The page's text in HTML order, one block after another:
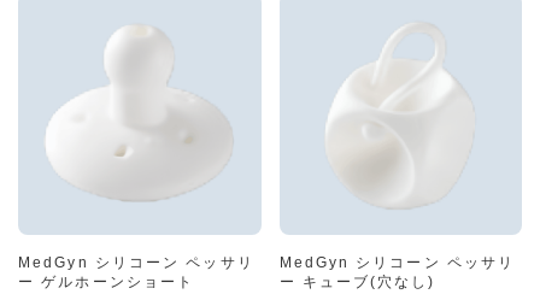
MedGyn シリコーン ペッサリ
ー ゲルホーンショート
MedGyn シリコーン ペッサリ
ー キューブ(穴なし)